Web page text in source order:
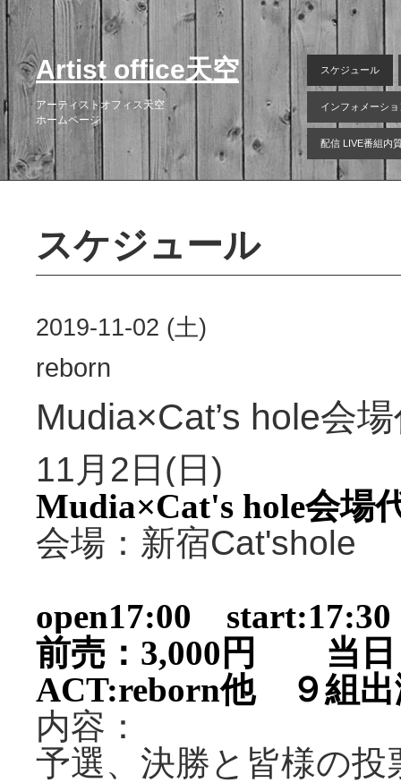
Artist office天空
アーティストオフィス天空
ホームページ
スケジュール
インフォメーショ
配信 LIVE番組内
スケジュール
2019-11-02 (土)
reborn
Mudia×Cat’s hole会
11月2日(日)
Mudia×Cat's hole会場
会場：新宿Cat'shole
open17:00 start:17:30
前売：3,000円 当日
ACT:reborn他 ９組出
内容：
予選、決勝と皆様の